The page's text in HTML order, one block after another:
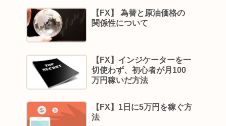
【FX】 為替と原油価格の
関係性について
【FX】インジケーターを一
切使わず、初心者が月100
万円稼いだ方法
【FX】1日に5万円を稼ぐ方
法